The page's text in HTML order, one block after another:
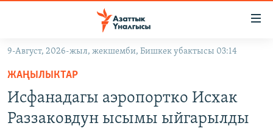
Навигацияга
өтүңүз
Издөөгө
салыңыз
КЫРГЫЗСТАН
КЫРГЫЗСТАН
ДҮЙНӨ
9-Август, 2026-жыл, жекшемби, Бишкек убактысы 03:14
ЖАҢЫЛЫКТАР
Исфанадагы аэропортко Исхак
Раззаковдун ысымы ыйгарылды